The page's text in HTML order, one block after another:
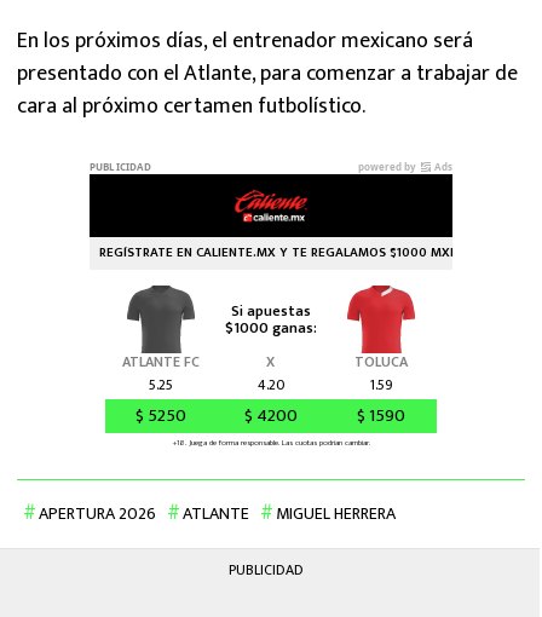
En los próximos días, el entrenador mexicano será
presentado con el Atlante, para comenzar a trabajar de
cara al próximo certamen futbolístico.
APERTURA 2026 ATLANTE MIGUEL HERRERA
PUBLICIDAD